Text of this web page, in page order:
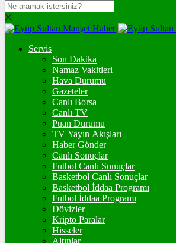
DOLAR
47,7037$% 0.15
EURO
% 0.34
STERLİN
% 0.4
GRAM ALTIN
%2,39
%2,47
BİTCOİN
Servis
Son Dakika
Namaz Vakitleri
Hava Durumu
Gazeteler
Canlı Borsa
Canlı TV
Puan Durumu
TV Yayın Akışları
Haber Gönder
Canlı Sonuçlar
Futbol Canlı Sonuçlar
Basketbol Canlı Sonuçlar
Basketbol İddaa Programı
Futbol İddaa Programı
Dövizler
Kripto Paralar
Hisseler
Altınlar